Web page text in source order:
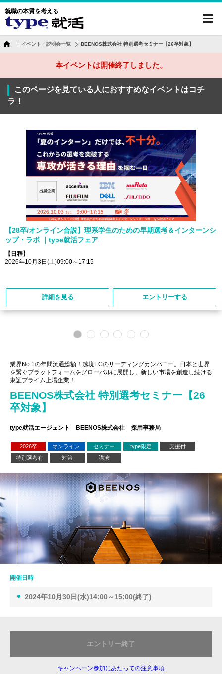
就職の本質を考える
イベント・説明会一覧 BEENOS株式会社 特別選考セミナー【26卒対象】
本イベントは開催終了しました。
このページを見ている人におすすめなイベントはコチ
ラ！
【28卒/オンライン合説】理系学生のための早期選考＆インターンシ
ップ・ラボ ｜type就活フェア
【日程】
2026年10月3日(土)09:00～17:15
詳細を見る エントリーする
業界No.1の年間流通総額！越境ECのリーディングカンパニー。日本と世界
を繋ぐプラットフォームをグローバルに展開し、新しい市場を創造し続ける
東証プライム上場企業！
BEENOS株式会社 特別選考セミナー【26
卒対象】
type就活エージェント BEENOS株式会社 採用事務局
2026卒 オンライン セミナー type限定
支援付
特別選考有
対策 講演
開催日時
2024年10月30日(水)14:00～15:00(終了)
エントリー終了
キャンペーン参加にあたっての注意事項